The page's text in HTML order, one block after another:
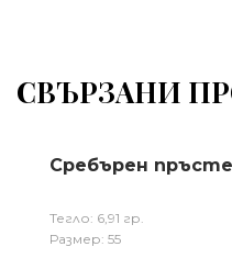
СВЪРЗАНИ
Сребърен
Тегло: 6,91 гр.
Размер: 55